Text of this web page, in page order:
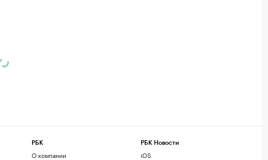
РБК
О компании
РБК Новости
iOS